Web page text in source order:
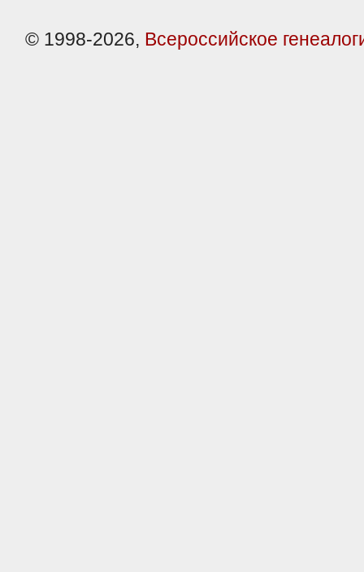
© 1998-2026, Всероссийское